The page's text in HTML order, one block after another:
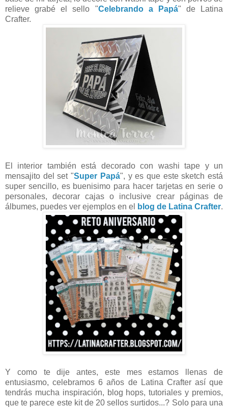
relieve grabé el sello "Celebrando a Papá" de Latina
Crafter.
El interior también está decorado con washi tape y un
mensajito del set "Super Papá", y es que este sketch está
super sencillo, es buenisimo para hacer tarjetas en serie o
personales, decorar cajas o inclusive crear páginas de
álbumes, puedes ver ejemplos en el
blog de Latina Crafter.
Y como te dije antes, este mes estamos llenas de
entusiasmo, celebramos 6 años de Latina Crafter así que
tendrás mucha inspiración, blog hops, tutoriales y premios,
que te parece este kit de 20 sellos surtidos...? Solo para una